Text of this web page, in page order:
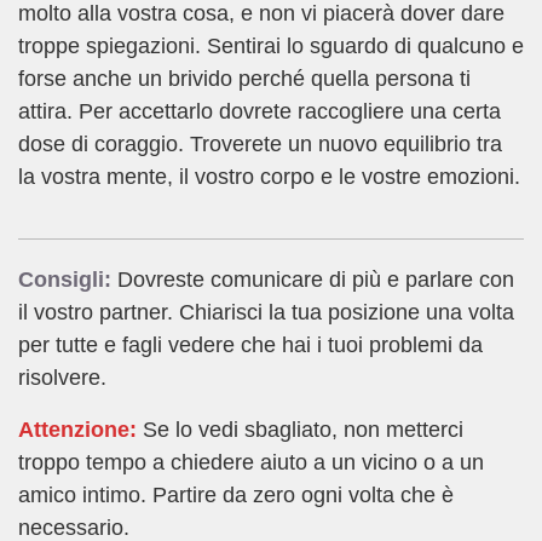
molto alla vostra cosa, e non vi piacerà dover dare
troppe spiegazioni. Sentirai lo sguardo di qualcuno e
forse anche un brivido perché quella persona ti
attira. Per accettarlo dovrete raccogliere una certa
dose di coraggio. Troverete un nuovo equilibrio tra
la vostra mente, il vostro corpo e le vostre emozioni.
Consigli: Dovreste comunicare di più e parlare con
il vostro partner. Chiarisci la tua posizione una volta
per tutte e fagli vedere che hai i tuoi problemi da
risolvere.
Attenzione: Se lo vedi sbagliato, non metterci
troppo tempo a chiedere aiuto a un vicino o a un
amico intimo. Partire da zero ogni volta che è
necessario.